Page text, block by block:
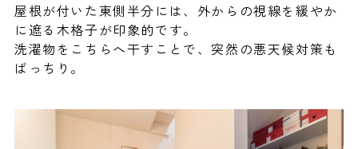
屋根が付いた東側半分には、外からの視線を緩やか
に遮る木格子が印象的です。
洗濯物をこちらへ干すことで、突然の悪天候対策も
ばっちり。